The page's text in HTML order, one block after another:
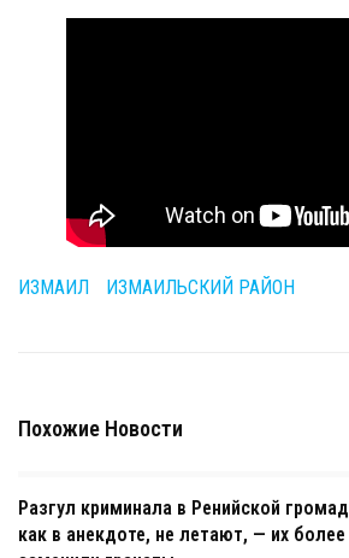
ИЗМАИЛ ИЗМАИЛЬСКИЙ РАЙОН
Похожие Новости
Разгул криминала в Ренийской
как в анекдоте, не летают, — их